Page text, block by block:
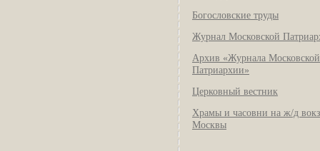
Богословские труды
Журнал Московской
Архив «Журнала Московской
Патриархии»
Церковный вестник
Храмы и часовни на ж/д
Москвы